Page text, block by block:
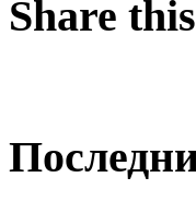
Share